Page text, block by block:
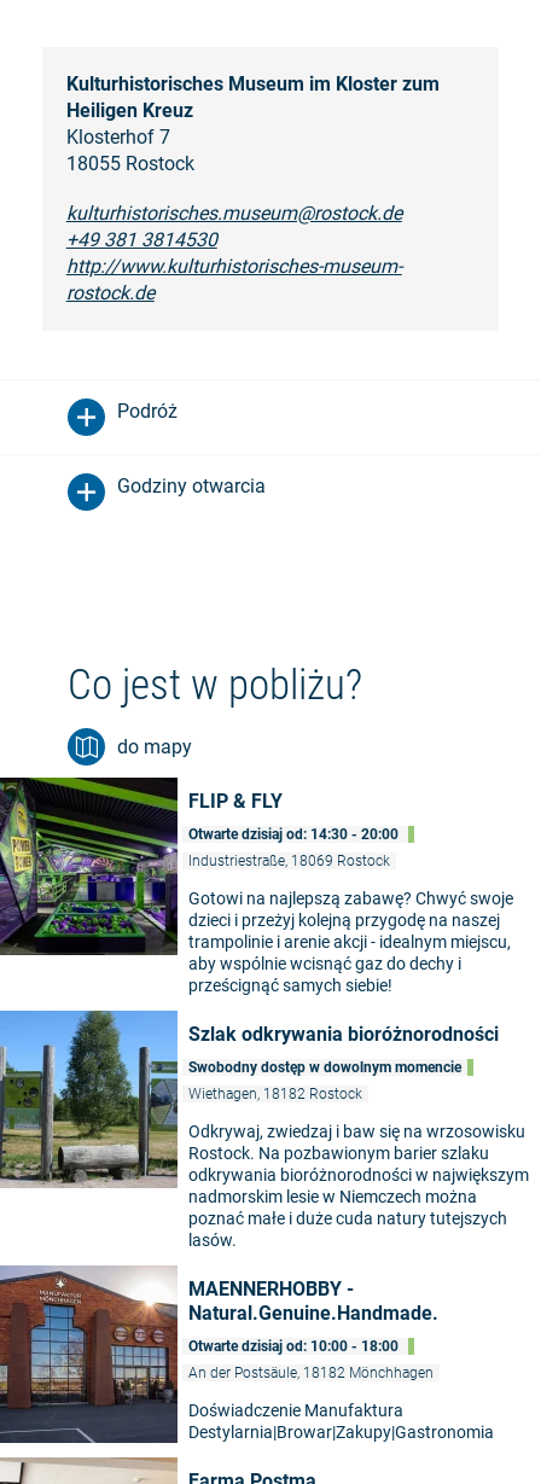
Kulturhistorisches Museum im Kloster zum
Heiligen Kreuz
Klosterhof 7
18055 Rostock
kulturhistorisches.museum@rostock.de
+49 381 3814530
http://www.kulturhistorisches-museum-
rostock.de
Podróż
Godziny otwarcia
Co jest w pobliżu?
do mapy
FLIP & FLY
Otwarte dzisiaj od: 14:30 - 20:00
Industriestraße, 18069 Rostock
Gotowi na najlepszą zabawę? Chwyć swoje
dzieci i przeżyj kolejną przygodę na naszej
trampolinie i arenie akcji - idealnym miejscu,
aby wspólnie wcisnąć gaz do dechy i
prześcignąć samych siebie!
Szlak odkrywania bioróżnorodności
Swobodny dostęp w dowolnym momencie
Wiethagen, 18182 Rostock
Odkrywaj, zwiedzaj i baw się na wrzosowisku
Rostock. Na pozbawionym barier szlaku
odkrywania bioróżnorodności w największym
nadmorskim lesie w Niemczech można
poznać małe i duże cuda natury tutejszych
lasów.
MAENNERHOBBY -
Natural.Genuine.Handmade.
Otwarte dzisiaj od: 10:00 - 18:00
An der Postsäule, 18182 Mönchhagen
Doświadczenie Manufaktura
Destylarnia|Browar|Zakupy|Gastronomia